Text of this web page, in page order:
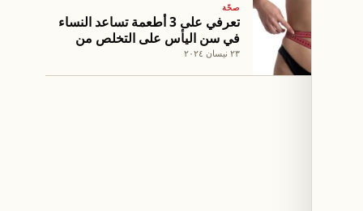
صحّة
تعرفي على 3 أطعمة تساعد النساء
في سن اليأس على التخلص من
الوزن الزائد
٢٣ نيسان ٢٠٢٤